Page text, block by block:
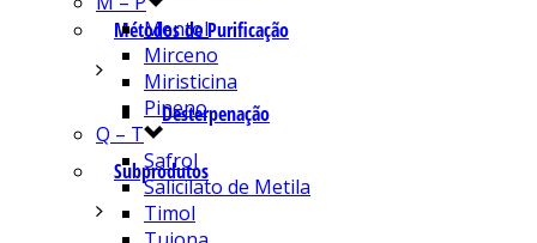
Métodos de Purificação
Desterpenação
Subprodutos
Mentol
Mirceno
Miristicina
Pineno
Q – T
Safrol
Salicilato de Metila
Timol